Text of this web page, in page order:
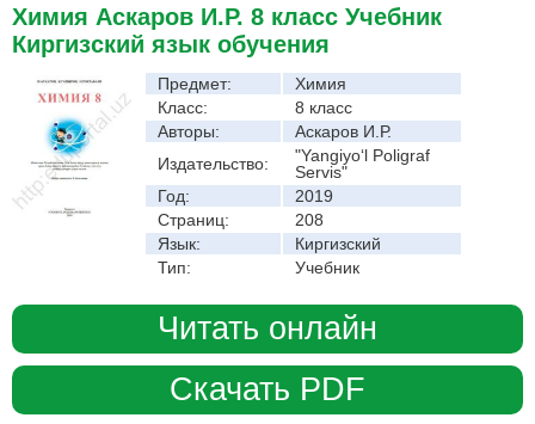
Химия Аскаров И.Р. 8 класс Учебник
Киргизский язык обучения
Предмет:
Химия
Класс:
8 класс
Авторы:
Аскаров И.Р.
Издательство:
"Yangiyo‘l Poligraf
Servis"
Год:
2019
Страниц:
208
Язык:
Киргизский
Тип:
Учебник
Читать онлайн
Скачать PDF